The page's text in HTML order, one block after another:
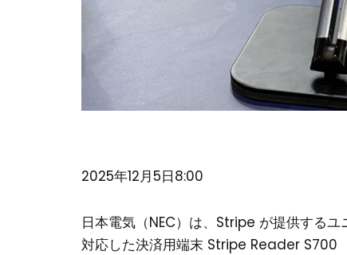
2025年12月5日8:00
日本電気（NEC）は、Stripe が提供する
対応した決済用端末 Stripe Reader S700